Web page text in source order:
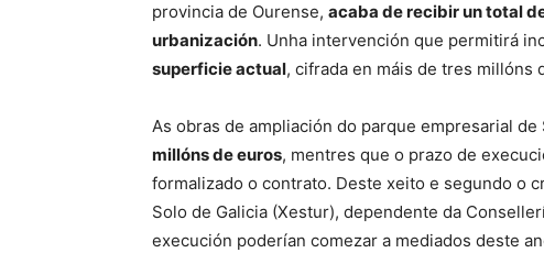
provincia de Ourense, acaba de recibir un total
urbanización. Unha intervención que permitirá
superficie actual, cifrada en máis de tres millóns
As obras de ampliación do parque empresarial de
millóns de euros, mentres que o prazo de
formalizado o contrato. Deste xeito e segundo o
Solo de Galicia (Xestur), dependente da
execución poderían comezar a mediados deste